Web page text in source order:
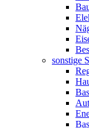
sonstige